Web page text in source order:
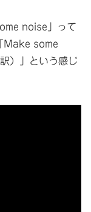
noise」って
Make some
）」という感じ